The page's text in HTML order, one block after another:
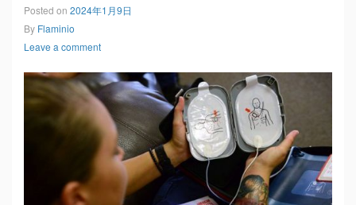
Posted on 2024年1月9日
By Flaminio
Leave a comment